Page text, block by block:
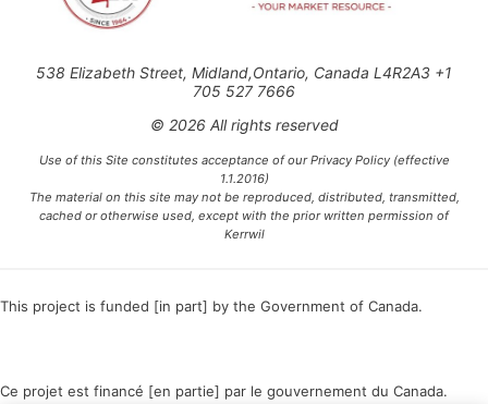
538 Elizabeth Street, Midland,Ontario, Canada L4R2A3 +1
705 527 7666
© 2026 All rights reserved
Use of this Site constitutes acceptance of our Privacy Policy (effective
1.1.2016)
The material on this site may not be reproduced, distributed, transmitted,
cached or otherwise used, except with the prior written permission of
Kerrwil
This project is funded [in part] by the Government of Canada.
Ce projet est financé [en partie] par le gouvernement du Canada.